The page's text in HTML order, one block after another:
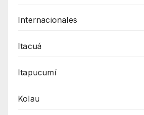
Internacionales
Itacuá
Itapucumí
Kolau